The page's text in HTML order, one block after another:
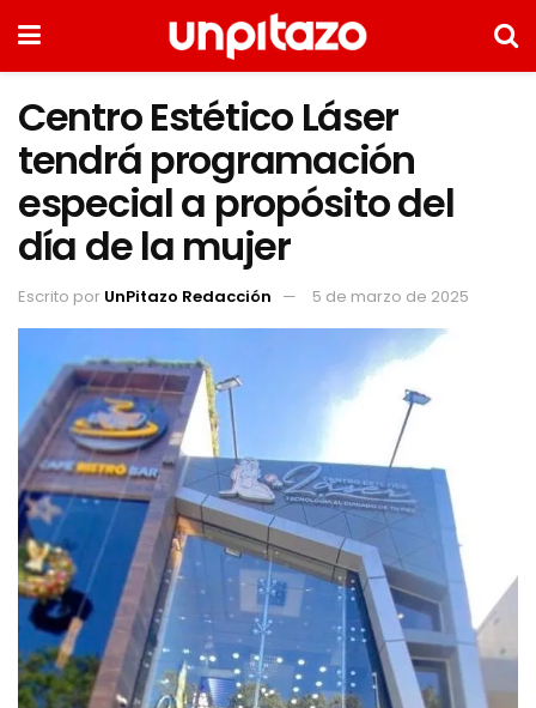
Centro Estético Láser
tendrá programación
especial a propósito del
día de la mujer
Escrito por UnPitazo Redacción 5 de marzo de 2025